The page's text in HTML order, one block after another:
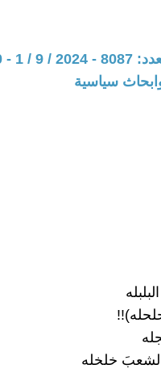
- 20:20
سياسية
الشعبَ خلخله